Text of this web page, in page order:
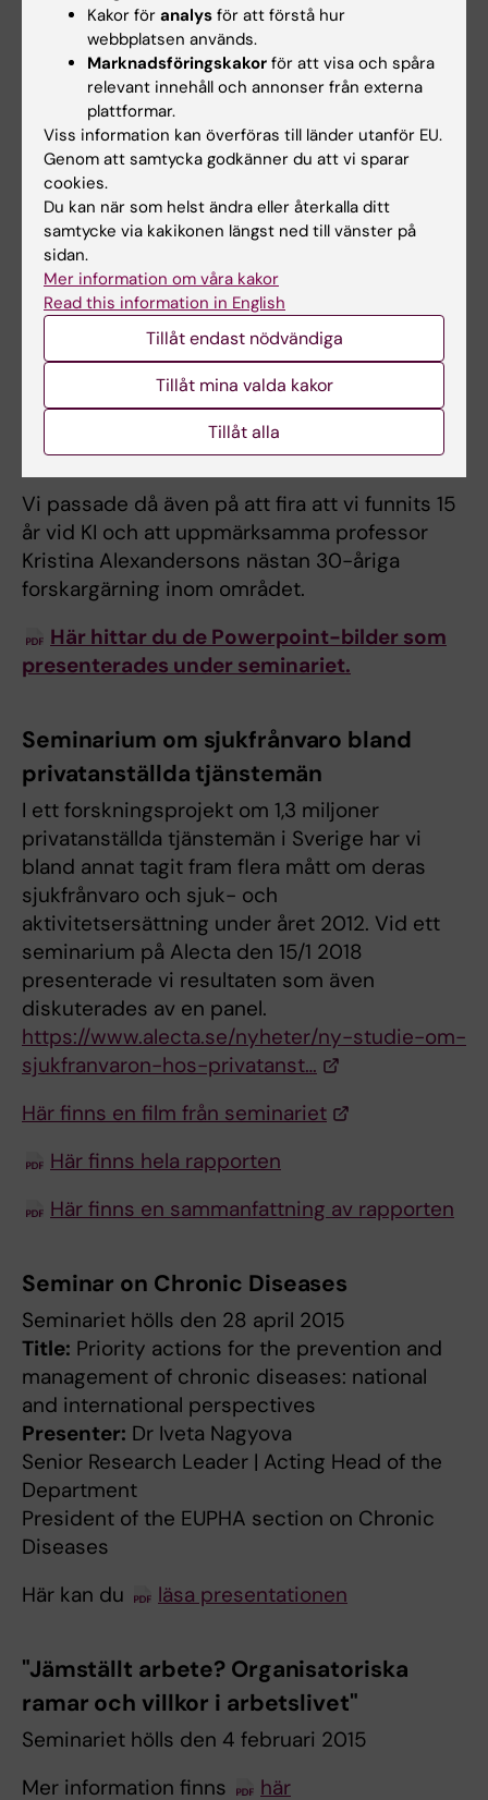
intresseorganisationer
(Trafikförsäkringsföreningen,
Försäkringsmedicinska sällskapet,
Hjärnfonden, Svensk Handel,
Fysioterapeuterna, Psykologförbundet),
universitet (Stockholm, Umeå, Göteborg,
Uppsala, Linköping), högskolor (Ersta Sköndal,
Gävle, Mälardalen, Gymnastik och
idrottshögskolan ), andra organisationer
(finska arbetslivsinstitutet, Svenska Kyrkan,
Institutet för framtidsstudier, LO-TCO
rättskydd) och flera andra.
Seminariet pågick klockan 13-17 och
avslutades med mingel och fortsatt
diskussion av dessa viktiga frågor fram till
19:30.
Vi passade då även på att fira att vi funnits 15
år vid KI och att uppmärksamma professor
Kristina Alexandersons nästan 30-åriga
forskargärning inom området.
Här hittar du de Powerpoint-bilder som
presenterades under seminariet.
Seminarium om sjukfrånvaro bland
privatanställda tjänstemän
I ett forskningsprojekt om 1,3 miljoner
privatanställda tjänstemän i Sverige har vi
bland annat tagit fram flera mått om deras
sjukfrånvaro och sjuk- och
aktivitetsersättning under året 2012. Vid ett
seminarium på Alecta den 15/1 2018
presenterade vi resultaten som även
diskuterades av en panel.
https://www.alecta.se/nyheter/ny-studie-om-
sjukfranvaron-hos-privatanst…
Här finns en film från seminariet
Här finns hela rapporten
Här finns en sammanfattning av rapporten
Seminar on Chronic Diseases
Seminariet hölls den 28 april 2015
Title: Priority actions for the prevention and
management of chronic diseases: national
and international perspectives
Presenter: Dr Iveta Nagyova
Senior Research Leader | Acting Head of the
Department
President of the EUPHA section on Chronic
Diseases
Här kan du
läsa presentationen
"Jämställt arbete? Organisatoriska
ramar och villkor i arbetslivet"
Seminariet hölls den 4 februari 2015
Mer information finns
här
Kakor för analys för att förstå hur
webbplatsen används.
Marknadsföringskakor för att visa och spåra
relevant innehåll och annonser från externa
plattformar.
Viss information kan överföras till länder utanför EU.
Genom att samtycka godkänner du att vi sparar
cookies.
Du kan när som helst ändra eller återkalla ditt
samtycke via kakikonen längst ned till vänster på
sidan.
Mer information om våra kakor
Read this information in English
Tillåt endast nödvändiga
Tillåt mina valda kakor
Tillåt alla